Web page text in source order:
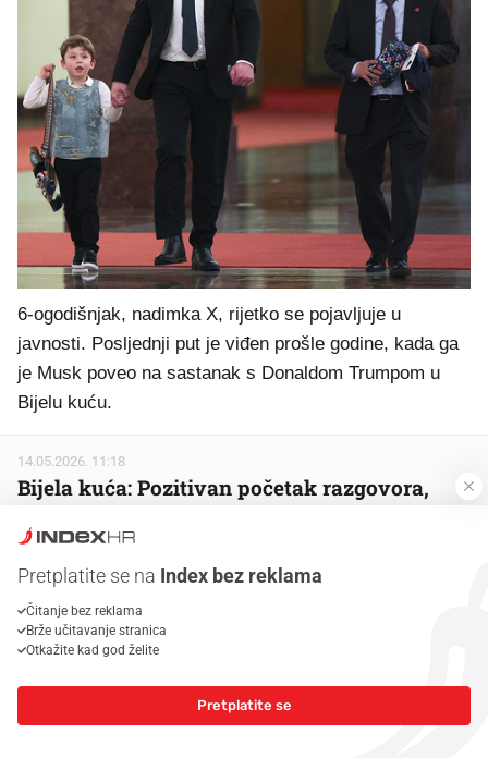
6-ogodišnjak, nadimka X, rijetko se pojavljuje u
javnosti. Posljednji put je viđen prošle godine, kada ga
je Musk poveo na sastanak s Donaldom Trumpom u
Bijelu kuću.
14.05.2026. 11:18
Bijela kuća: Pozitivan početak razgovora,
Donalda Trumpa i kineskog vođe Xi Jinpinga bio je
pozitivan, ocijenili su iz Bijele kuće, ističući kako je
Iran bio jedna od ključnih tema. Budući da u izvornom
U središtu razgovora Hormuški tjesnac
Pretplatite se na Index bez reklama
Čitanje bez reklama
Brže učitavanje stranica
Otkažite kad god želite
Pretplatite se